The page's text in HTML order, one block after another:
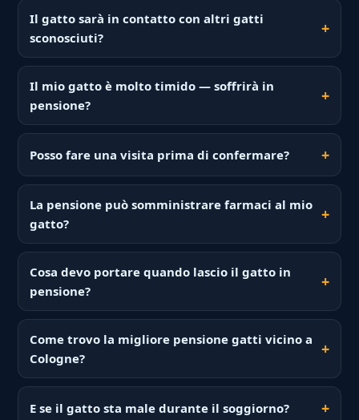
Il gatto sarà in contatto con altri gatti
sconosciuti?
Il mio gatto è molto timido — soffrirà in
pensione?
Posso fare una visita prima di confermare?
La pensione può somministrare farmaci al mio
gatto?
Cosa devo portare quando lascio il gatto in
pensione?
Come trovo la migliore pensione gatti vicino a
Cologne?
E se il gatto sta male durante il soggiorno?